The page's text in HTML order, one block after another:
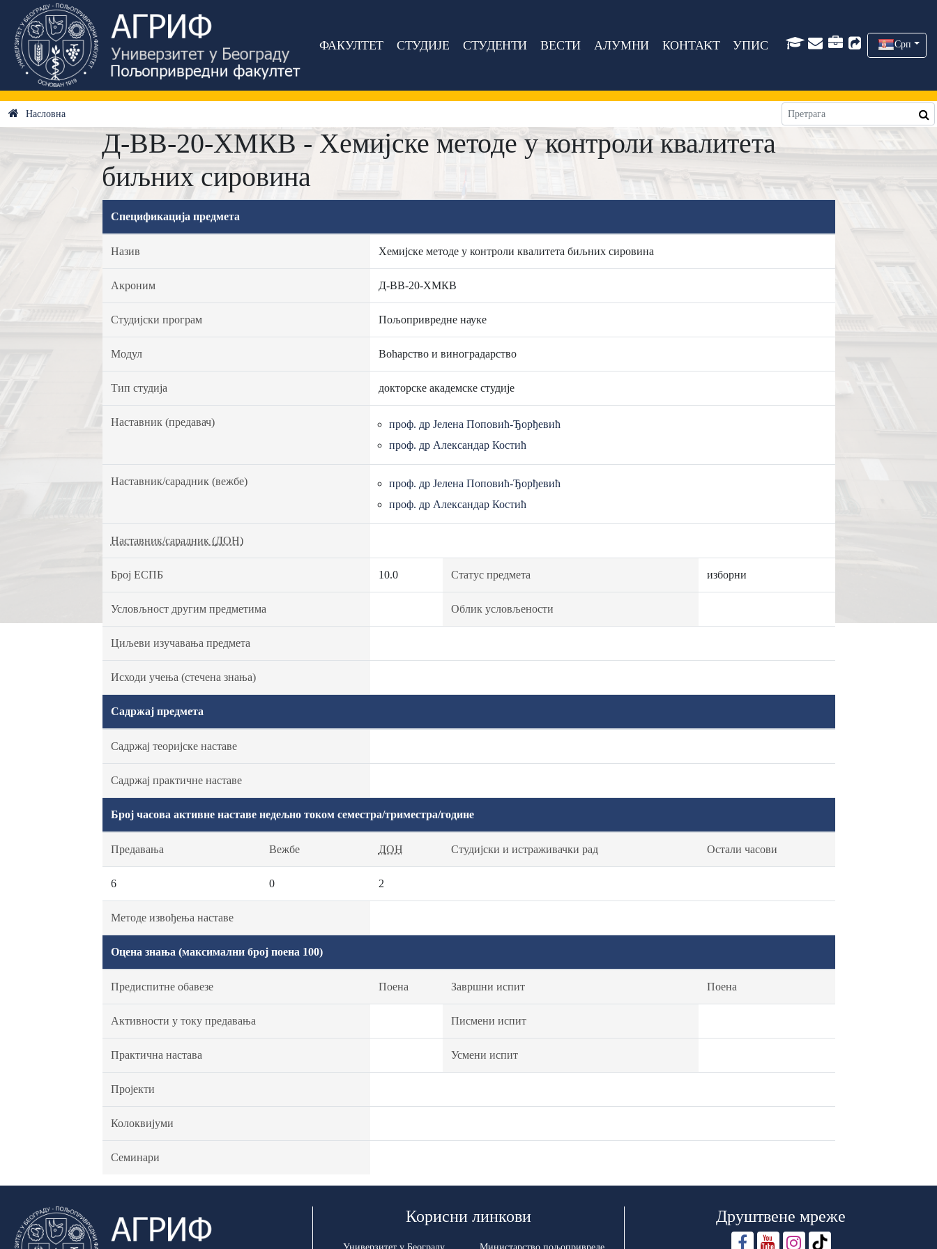
ФАКУЛТЕТ СТУДИЈЕ СТУДЕНТИ ВЕСТИ АЛУМНИ КОНТАКТ УПИС Срп
Насловна
Д-ВВ-20-ХМКВ - Хемијске методе у контроли квалитета
биљних сировина
Спецификација предмета
Назив Хемијске методе у контроли квалитета биљних сировина
Акроним Д-ВВ-20-ХМКВ
Студијски програм Пољопривредне науке
Модул Воћарство и виноградарство
Тип студија докторске академске студије
Наставник (предавач)
проф. др Јелена Поповић-Ђорђевић
проф. др Александар Костић
Наставник/сарадник (вежбе)
проф. др Јелена Поповић-Ђорђевић
проф. др Александар Костић
Наставник/сарадник (ДОН)
Број ЕСПБ 10.0 Статус предмета изборни
Условљност другим предметима Облик условљености
Циљеви изучавања предмета
Исходи учења (стечена знања)
Садржај предмета
Садржај теоријске наставе
Садржај практичне наставе
Број часова активне наставе недељно током семестра/триместра/године
Предавања Вежбе ДОН Студијски и истраживачки рад Остали часови
6 0 2
Методе извођења наставе
Оцена знања (максимални број поена 100)
Предиспитне обавезе Поена Завршни испит Поена
Активности у току предавања Писмени испит
Практична настава Усмени испит
Пројекти
Колоквијуми
Семинари
Корисни линкови Друштвене мреже